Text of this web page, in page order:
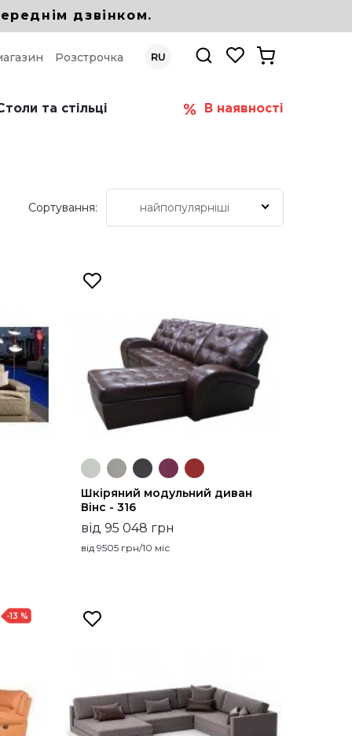
дзвінком.
Розстрочка RU
та стільці В наявності
Сортування: найпопулярніші
Шкіряний модульний диван
Вінс - 316
від 95 048 грн
від 9505грн/10 міс
-13 %